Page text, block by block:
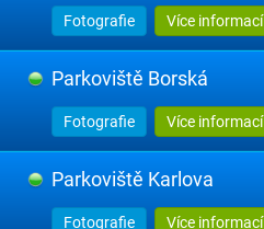
Fotografie Více informací
Parkoviště Borská
Fotografie Více informací
Parkoviště Karlova
Fotografie Více informací